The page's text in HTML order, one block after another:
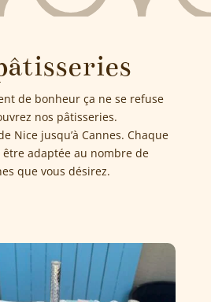
de bonheur ça ne se refuse
nos pâtisseries.
Nice jusqu’à Cannes. Chaque
adaptée au nombre de
que vous désirez.